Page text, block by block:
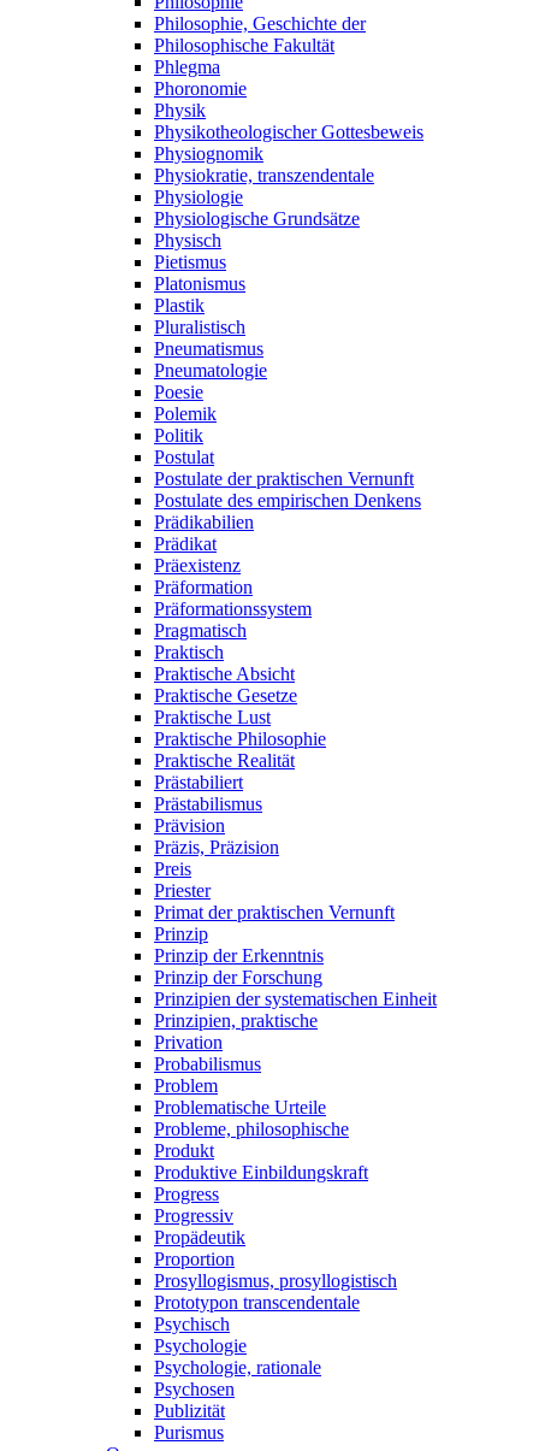
Philosophie, Geschichte der
Philosophische Fakultät
Phlegma
Phoronomie
Physik
Physikotheologischer Gottesbeweis
Physiognomik
Physiokratie, transzendentale
Physiologie
Physiologische Grundsätze
Physisch
Pietismus
Platonismus
Plastik
Pluralistisch
Pneumatismus
Pneumatologie
Poesie
Polemik
Politik
Postulat
Postulate der praktischen Vernunft
Postulate des empirischen Denkens
Prädikabilien
Prädikat
Präexistenz
Präformation
Präformationssystem
Pragmatisch
Praktisch
Praktische Absicht
Praktische Gesetze
Praktische Lust
Praktische Philosophie
Praktische Realität
Prästabiliert
Prästabilismus
Prävision
Präzis, Präzision
Preis
Priester
Primat der praktischen Vernunft
Prinzip
Prinzip der Erkenntnis
Prinzip der Forschung
Prinzipien der systematischen Einheit
Prinzipien, praktische
Privation
Probabilismus
Problem
Problematische Urteile
Probleme, philosophische
Produkt
Produktive Einbildungskraft
Progress
Progressiv
Propädeutik
Proportion
Prosyllogismus, prosyllogistisch
Prototypon transcendentale
Psychisch
Psychologie
Psychologie, rationale
Psychosen
Publizität
Purismus